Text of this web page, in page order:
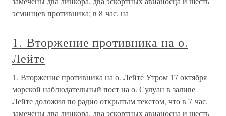
эсминцев противника; в 8 час. на
1. Вторжение противника на о.
Лейте
1. Вторжение противника на о. Лейте Утром 17 октября
морской наблюдательный пост на о. Сулуан в заливе
Лейте доложил по радио открытым текстом, что в 7 час.
замечены два линкора, два эскортных авианосца и шесть